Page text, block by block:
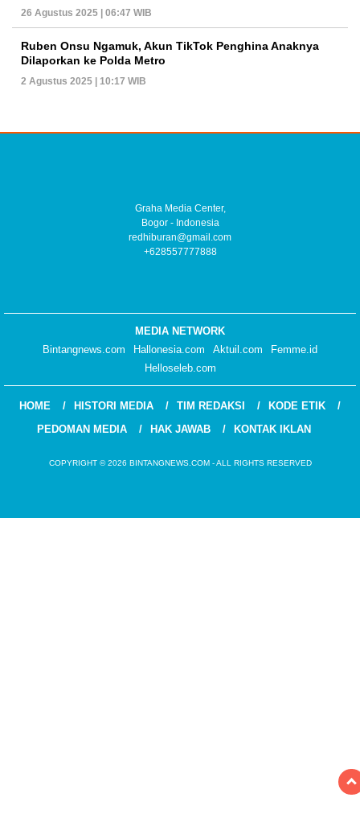
26 Agustus 2025 | 06:47 WIB
Ruben Onsu Ngamuk, Akun TikTok Penghina Anaknya
Dilaporkan ke Polda Metro
2 Agustus 2025 | 10:17 WIB
Graha Media Center,
Bogor - Indonesia
redhiburan@gmail.com
+628557777888
MEDIA NETWORK
Bintangnews.com
Hallonesia.com Aktuil.com
Femme.id
Helloseleb.com
HOME HISTORI MEDIA TIM REDAKSI
KODE ETIK
PEDOMAN MEDIA
HAK JAWAB KONTAK IKLAN
COPYRIGHT © 2026 BINTANGNEWS.COM - ALL RIGHTS RESERVED